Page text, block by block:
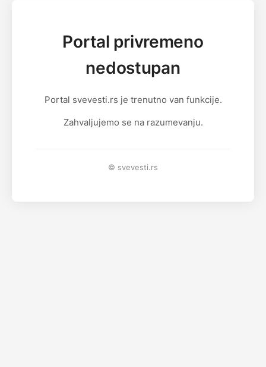
Portal privremeno
nedostupan
Portal svevesti.rs je trenutno van funkcije.
Zahvaljujemo se na razumevanju.
© svevesti.rs